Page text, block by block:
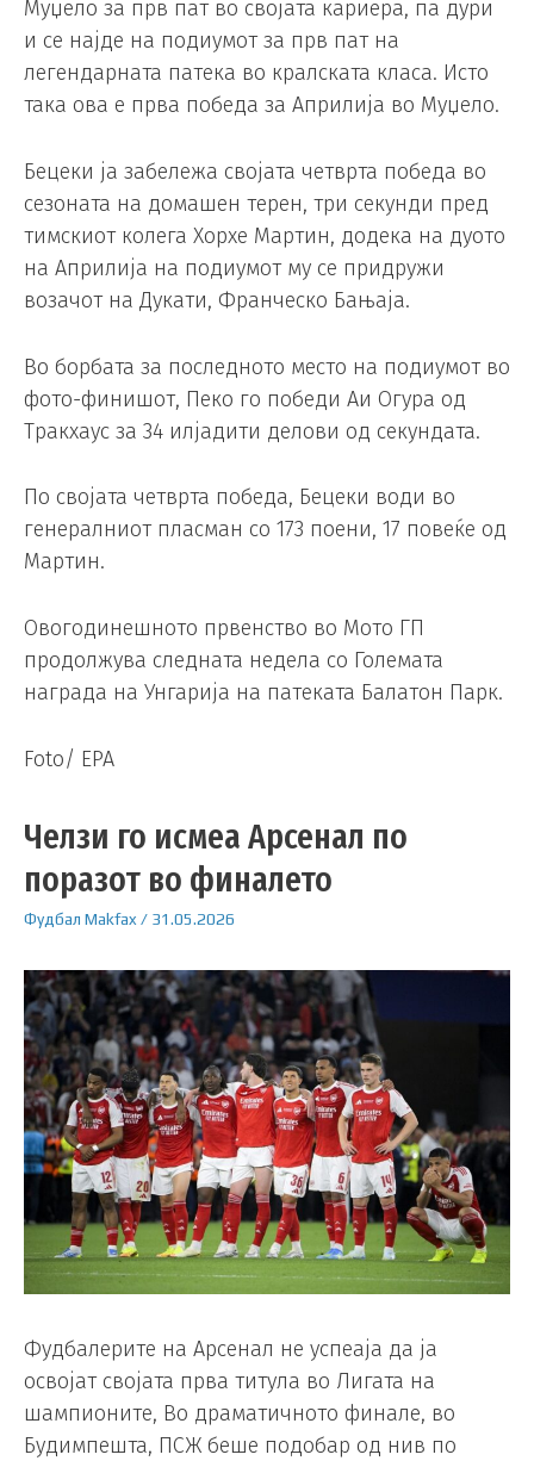
Муџело за прв пат во својата кариера, па дури
и се најде на подиумот за прв пат на
легендарната патека во кралската класа. Исто
така ова е прва победа за Априлија во Муџело.
Бецеки ја забележа својата четврта победа во
сезоната на домашен терен, три секунди пред
тимскиот колега Хорхе Мартин, додека на дуото
на Априлија на подиумот му се придружи
возачот на Дукати, Франческо Бањаја.
Во борбата за последното место на подиумот во
фото-финишот, Пеко го победи Аи Огура од
Тракхаус за 34 илјадити делови од секундата.
По својата четврта победа, Бецеки води во
генералниот пласман со 173 поени, 17 повеќе од
Мартин.
Овогодинешното првенство во Мото ГП
продолжува следната недела со Големата
награда на Унгарија на патеката Балатон Парк.
Foto/ EPA
Челзи го исмеа Арсенал по
поразот во финалето
Фудбал Makfax / 31.05.2026
Фудбалерите на Арсенал не успеаја да ја
освојат својата прва титула во Лигата на
шампионите, Во драматичното финале, во
Будимпешта, ПСЖ беше подобар од нив по